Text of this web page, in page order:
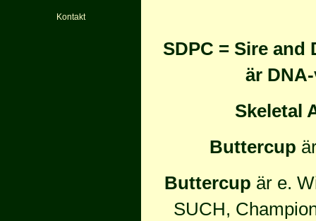
Kontakt
SDPC = Sire and
är
Skeletal
Buttercup
Buttercup är e.
SUCH,